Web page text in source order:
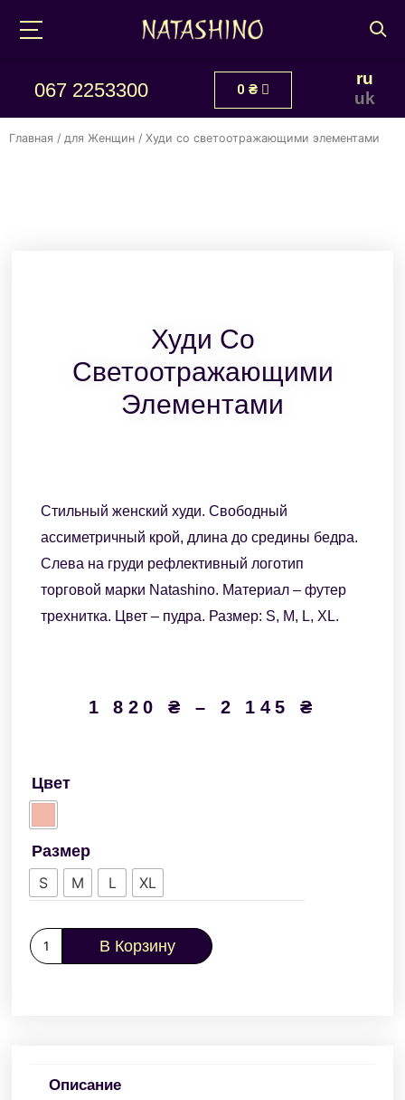
067 2253300 0 ₴
ru
uk
Главная / для Женщин / Худи со светоотражающими элементами
Худи Со
Светоотражающими
Элементами
Стильный женский худи. Свободный
ассиметричный крой, длина до средины бедра.
Слева на груди рефлективный логотип
торговой марки Natashino. Материал – футер
трехнитка. Цвет – пудра. Размер: S, M, L, XL.
1 820 ₴ – 2 145 ₴
Цвет
Размер
S
M L XL
В Корзину
Описание